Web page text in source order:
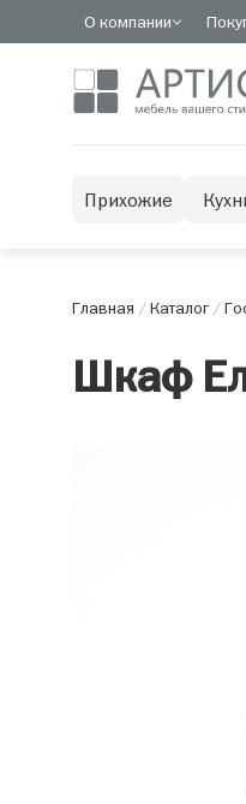
О компании
Прихожие
Главная /Каталог/
Шкаф